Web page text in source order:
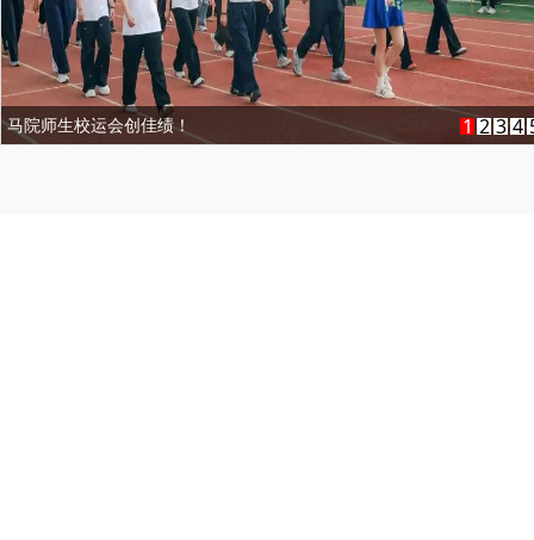
1 2 3 4
习近平生态文明思想学术研讨会在我校举行